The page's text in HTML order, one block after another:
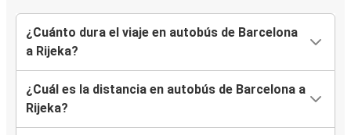
¿Cuánto dura el viaje en autobús de Barcelona
a Rijeka?
¿Cuál es la distancia en autobús de Barcelona a
Rijeka?